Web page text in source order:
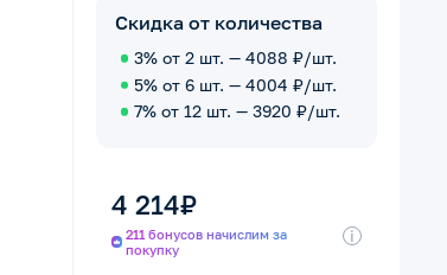
Скидка от количества
3% от 2 шт. — 4088 ₽/шт.
5% от 6 шт. — 4004 ₽/шт.
7% от 12 шт. — 3920 ₽/шт.
4 214₽
211 бонусов начислим за
покупку
i